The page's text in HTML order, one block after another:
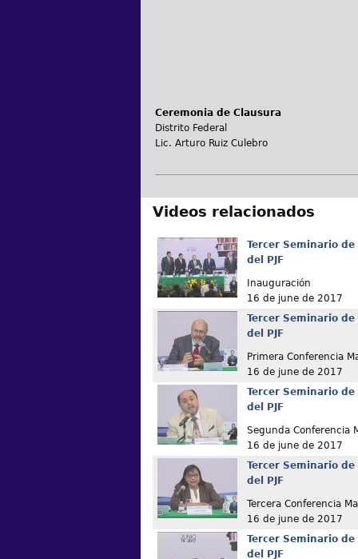
Ceremonia de Clausura
Distrito Federal
Lic. Arturo Ruiz Culebro
Videos relacionados
Tercer Seminario
del PJF
Inauguración
16 de june de 2017
Tercer Seminario
del PJF
Primera Conferencia
16 de june de 2017
Tercer Seminario
del PJF
Segunda Conferencia
16 de june de 2017
Tercer Seminario
del PJF
Tercera Conferencia
16 de june de 2017
Tercer Seminario
del PJF